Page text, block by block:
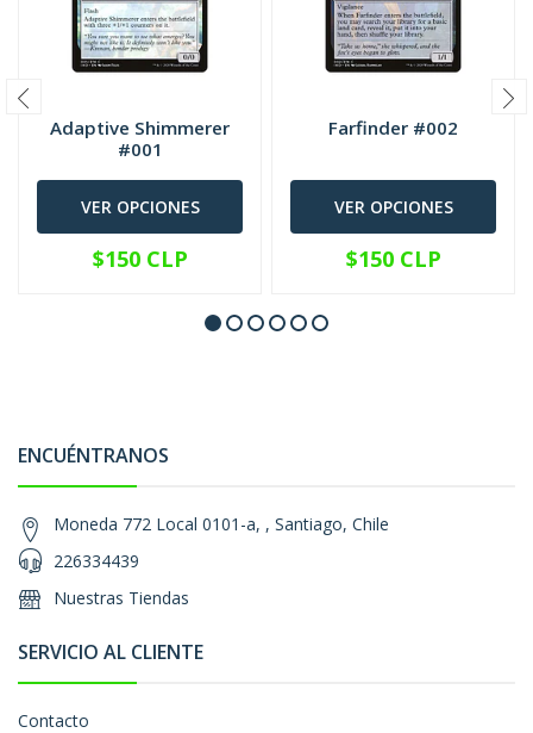
Adaptive Shimmerer
#001
VER OPCIONES
$150 CLP
Farfinder #002
VER OPCIONES
$150 CLP
ENCUÉNTRANOS
Moneda 772 Local 0101-a, , Santiago, Chile
226334439
Nuestras Tiendas
SERVICIO AL CLIENTE
Contacto